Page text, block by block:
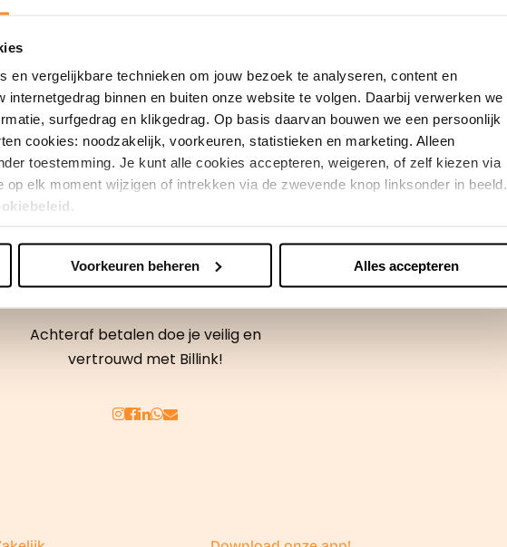
en vergelijkbare technieken om jouw bezoek te analyseren, content en
internetgedrag binnen en buiten onze website te volgen. Daarbij verwerken we
surfgedrag en klikgedrag. Op basis daarvan bouwen we een persoonlijk
cookies: noodzakelijk, voorkeuren, statistieken en marketing. Alleen
toestemming. Je kunt alle cookies accepteren, weigeren, of zelf kiezen via
op elk moment wijzigen of intrekken via de zwevende knop linksonder in beeld.
uw gegevens kunnen ontvangen en verwerken.
Voorkeuren beheren Alles accepteren
Achteraf betalen doe je veilig en
vertrouwd met Billink!